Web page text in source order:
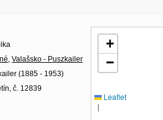
, Valašsko - Puszkailer
(1885 - 1953)
č. 12839
+
−
Leaflet
|